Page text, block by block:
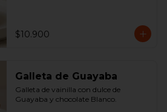
$10.900
Galleta de Guayaba
Galleta de vainilla con dulce de
Guayaba y chocolate Blanco.